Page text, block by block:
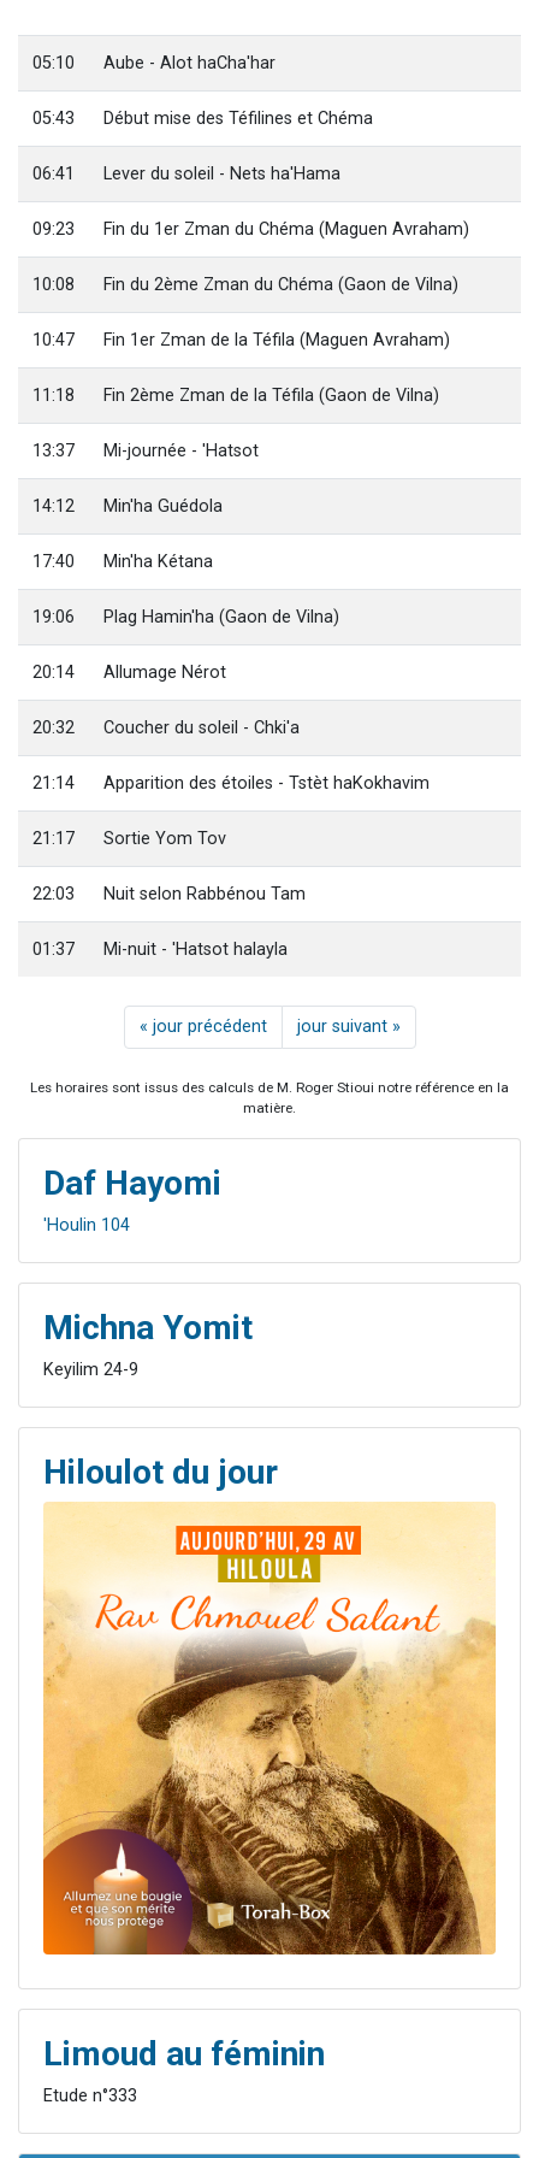
2 personnes viennent de faire un don pour Reloger Rivka, 6 enfants, victime de violences...
10 personnes viennent de demander une bénédiction
Il reste 49 places pour étudier en groupe sur Zoom
05:10 Aube - Alot haCha'har
05:43 Début mise des Téfilines et Chéma
06:41 Lever du soleil - Nets ha'Hama
09:23 Fin du 1er Zman du Chéma (Maguen Avraham)
10:08 Fin du 2ème Zman du Chéma (Gaon de Vilna)
10:47 Fin 1er Zman de la Téfila (Maguen Avraham)
11:18 Fin 2ème Zman de la Téfila (Gaon de Vilna)
13:37 Mi-journée - 'Hatsot
14:12 Min'ha Guédola
17:40 Min'ha Kétana
19:06 Plag Hamin'ha (Gaon de Vilna)
20:14 Allumage Nérot
20:32 Coucher du soleil - Chki'a
21:14 Apparition des étoiles - Tstèt haKokhavim
21:17 Sortie Yom Tov
22:03 Nuit selon Rabbénou Tam
01:37 Mi-nuit - 'Hatsot halayla
« jour précédent jour suivant »
Les horaires sont issus des calculs de M. Roger Stioui notre référence en la
matière.
Daf Hayomi
'Houlin 104
Michna Yomit
Keyilim 24-9
Hiloulot du jour
Limoud au féminin
Etude n°333